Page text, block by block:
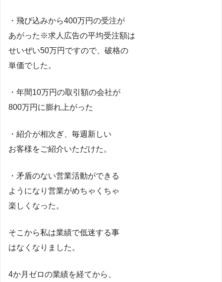
・飛び込みから400万円の受注が
あがった※求人広告の平均受注額は
せいぜい50万円ですので、破格の
単価でした。
・年間10万円の取引額の会社が
800万円に膨れ上がった
・紹介が相次ぎ、毎週新しい
お客様をご紹介いただけた。
・矛盾のない営業活動ができる
ようになり営業がめちゃくちゃ
楽しくなった。
そこから私は業績で低迷する事
はなくなりました。
4か月ゼロの業績を経てから、